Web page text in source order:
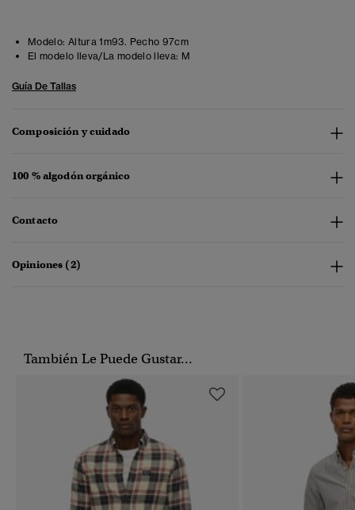
Modelo: Altura 1m93. Pecho 97cm
El modelo lleva/La modelo lleva: M
Guía De Tallas
Composición y cuidado
100 % algodón orgánico
Contacto
Opiniones (2)
También Le Puede Gustar...